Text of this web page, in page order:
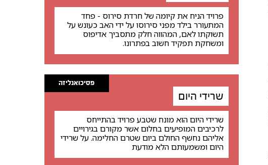
פרויד הניח את קיומה של חרדת סירוס - פחד
המתעורר בילד מפני סירוסו על ידי האב כעונש על
תשוקתו לאם, המהווה חלק מתסביך אדיפוס
ומשחקת תפקיד חשוב בפתרונו.
פסיכואנליזה
שרידי היום
שרידי היום הוא מונח שטבע פרויד בהתייחס
לרכיבים המופיעים בחלום אשר מקורם בגירויים
אליהם נחשף החולם ביום שטרם החלימה. על שרידי
היום ומשמעותם הלא מודעת